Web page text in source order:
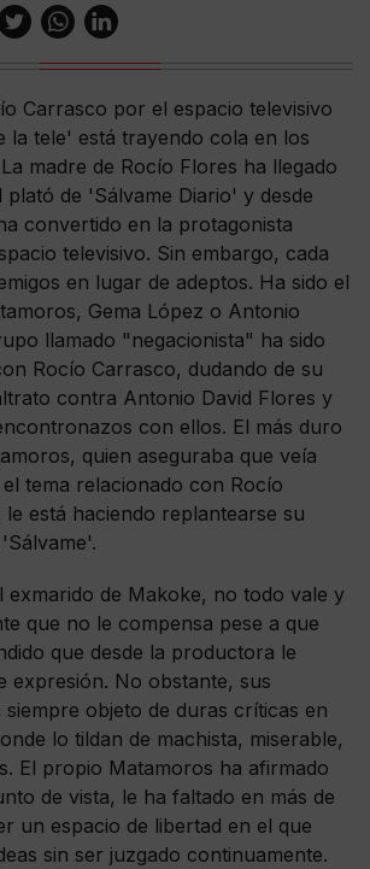
Carrasco por el espacio televisivo
la tele' está trayendo cola en los
madre de Rocío Flores ha llegado
plató de 'Sálvame Diario' y desde
convertido en la protagonista
televisivo. Sin embargo, cada
en lugar de adeptos. Ha sido el
Gema López o Antonio
llamado "negacionista" ha sido
Rocío Carrasco, dudando de su
contra Antonio David Flores y
con ellos. El más duro
quien aseguraba que veía
tema relacionado con Rocío
está haciendo replantearse su
exmarido de Makoke, no todo vale y
que no le compensa pese a que
que desde la productora le
expresión. No obstante, sus
objeto de duras críticas en
lo tildan de machista, miserable,
El propio Matamoros ha afirmado
de vista, le ha faltado en más de
un espacio de libertad en el que
sin ser juzgado continuamente.